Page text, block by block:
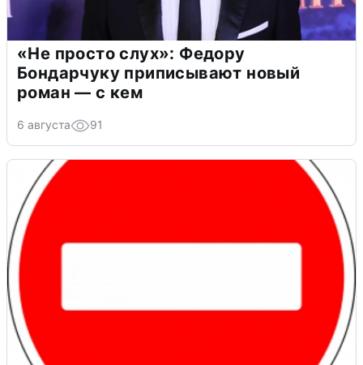
«Не просто слух»: Федору
Бондарчуку приписывают новый
роман — с кем
6 августа 91